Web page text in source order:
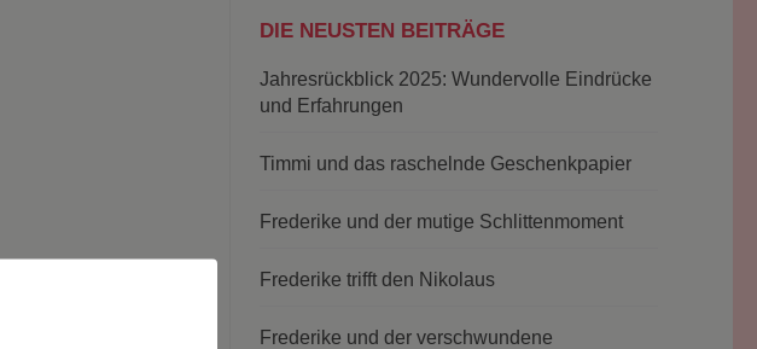
DIE NEUSTEN BEITRÄGE
Jahresrückblick 2025: Wundervolle Eindrücke
und Erfahrungen
Timmi und das raschelnde Geschenkpapier
Frederike und der mutige Schlittenmoment
Frederike trifft den Nikolaus
Frederike und der verschwundene